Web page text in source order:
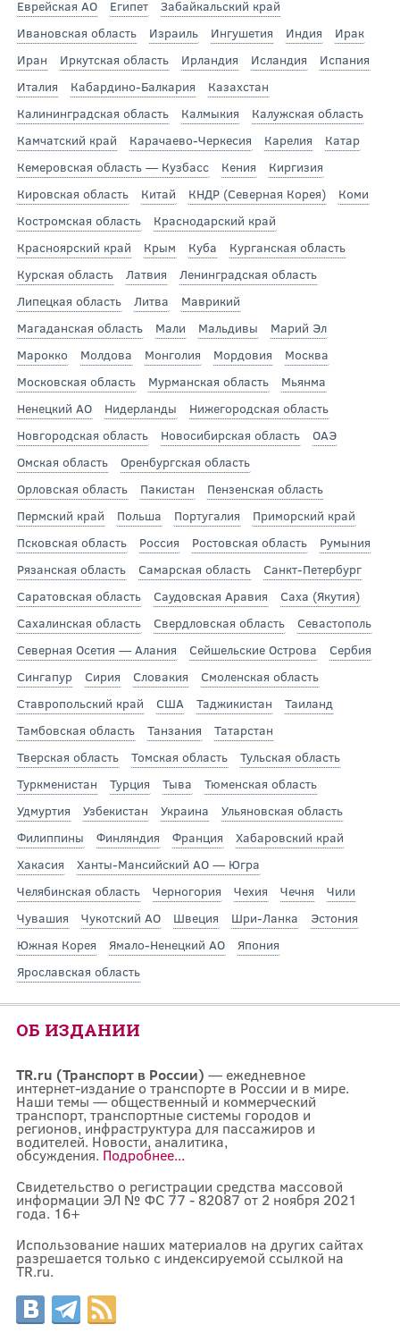
Еврейская АО Египет
Забайкальский край
Ивановская область
Израиль Ингушетия Индия
Ирак
Иран
Иркутская область Ирландия Исландия
Испания
Италия
Кабардино-Балкария
Казахстан
Калининградская область
Калмыкия
Калужская область
Камчатский край
Карачаево-Черкесия Карелия
Катар
Кемеровская область — Кузбасс
Кения
Киргизия
Кировская область
Китай КНДР (Северная Корея)
Коми
Костромская область
Краснодарский край
Красноярский край
Крым Куба
Курганская область
Курская область
Латвия
Ленинградская область
Липецкая область
Литва
Маврикий
Магаданская область
Мали Мальдивы
Марий Эл
Марокко
Молдова Монголия Мордовия
Москва
Московская область
Мурманская область
Мьянма
Ненецкий АО
Нидерланды
Нижегородская область
Новгородская область
Новосибирская область
ОАЭ
Омская область
Оренбургская область
Орловская область
Пакистан
Пензенская область
Пермский край
Польша Португалия
Приморский край
Псковская область
Россия Ростовская область
Румыния
Рязанская область
Самарская область
Санкт-Петербург
Саратовская область
Саудовская Аравия
Саха (Якутия)
Сахалинская область
Свердловская область
Севастополь
Северная Осетия — Алания
Сейшельские Острова
Сербия
Сингапур
Сирия Словакия
Смоленская область
Ставропольский край
США Таджикистан
Таиланд
Тамбовская область
Танзания
Татарстан
Тверская область
Томская область
Тульская область
Туркменистан
Турция Тыва
Тюменская область
Удмуртия
Узбекистан Украина
Ульяновская область
Филиппины
Финляндия Франция
Хабаровский край
Хакасия
Ханты-Мансийский АО — Югра
Челябинская область
Черногория Чехия Чечня
Чили
Чувашия
Чукотский АО Швеция Шри-Ланка
Эстония
Южная Корея
Ямало-Ненецкий АО
Япония
Ярославская область
ОБ ИЗДАНИИ
TR.ru (Транспорт в России) — ежедневное
интернет-издание о транспорте в России и в мире.
Наши темы — общественный и коммерческий
транспорт, транспортные системы городов и
регионов, инфраструктура для пассажиров и
водителей. Новости, аналитика,
обсуждения. Подробнее...
Свидетельство о регистрации средства массовой
информации ЭЛ № ФС 77 - 82087 от 2 ноября 2021
года. 16+
Использование наших материалов на других сайтах
разрешается только с индексируемой ссылкой на
TR.ru.